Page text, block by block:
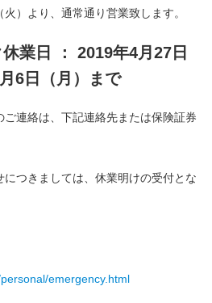
火）より、通常通り営業致します。
業日 ： 2019年4月27日
6日（月）まで
連絡は、下記連絡先または保険証券
つきましては、休業明けの受付とな
emergency.html